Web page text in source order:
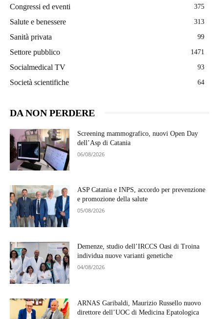
Congressi ed eventi 375
Salute e benessere 313
Sanità privata 99
Settore pubblico 1471
Socialmedical TV 93
Società scientifiche 64
DA NON PERDERE
Screening mammografico, nuovi Open Day
dell’Asp di Catania
06/08/2026
ASP Catania e INPS, accordo per prevenzione
e promozione della salute
05/08/2026
Demenze, studio dell’IRCCS Oasi di Troina
individua nuove varianti genetiche
04/08/2026
ARNAS Garibaldi, Maurizio Russello nuovo
direttore dell’UOC di Medicina Epatologica